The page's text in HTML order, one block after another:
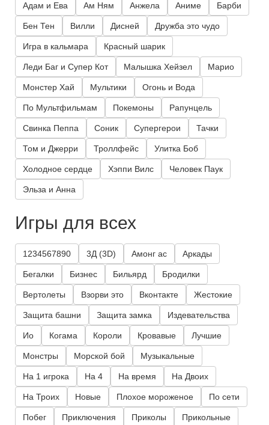
Адам и Ева Ам Ням Анжела Аниме Барби
Бен Тен Вилли Дисней Дружба это чудо
Игра в кальмара Красный шарик
Леди Баг и Супер Кот Малышка Хейзел Марио
Монстер Хай Мультики Огонь и Вода
По Мультфильмам Покемоны Рапунцель
Свинка Пеппа Соник Супергерои Тачки
Том и Джерри Троллфейс Улитка Боб
Холодное сердце Хэппи Вилс Человек Паук
Эльза и Анна
Игры для всех
1234567890 3Д (3D) Амонг ас Аркады
Бегалки Бизнес Бильярд Бродилки
Вертолеты Взорви это Вконтакте Жестокие
Защита башни Защита замка Издевательства
Ио Когама Короли Кровавые Лучшие
Монстры Морской бой Музыкальные
На 1 игрока На 4 На время На Двоих
На Троих Новые Плохое мороженое По сети
Побег Приключения Приколы Прикольные